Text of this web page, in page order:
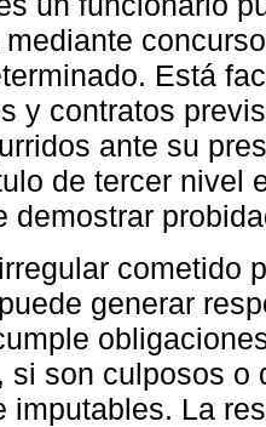
Está
y contratos
ante su
de tercer nivel
demostrar
cometido
generar
si son culposos o
imputables. La